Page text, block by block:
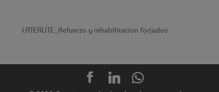
LATERLITE_ Refuerzo y rehabilitacion forjados